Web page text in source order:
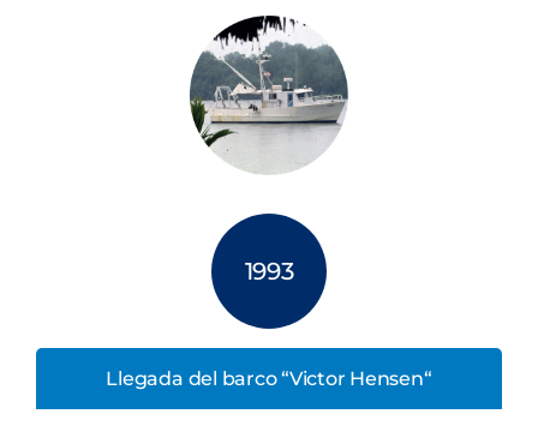
1993
Llegada del barco “Victor Hensen“